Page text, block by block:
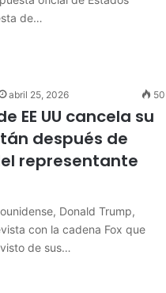
de…
abril 25, 2026 50
EE UU cancela su
después de
representante
Donald Trump,
con la cadena Fox que
de sus…